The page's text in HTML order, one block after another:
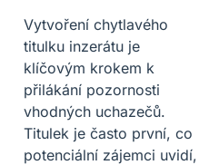
Vytvoření chytlavého
titulku inzerátu je
klíčovým krokem k
přilákání pozornosti
vhodných uchazečů.
Titulek je často první, co
potenciální zájemci uvidí,